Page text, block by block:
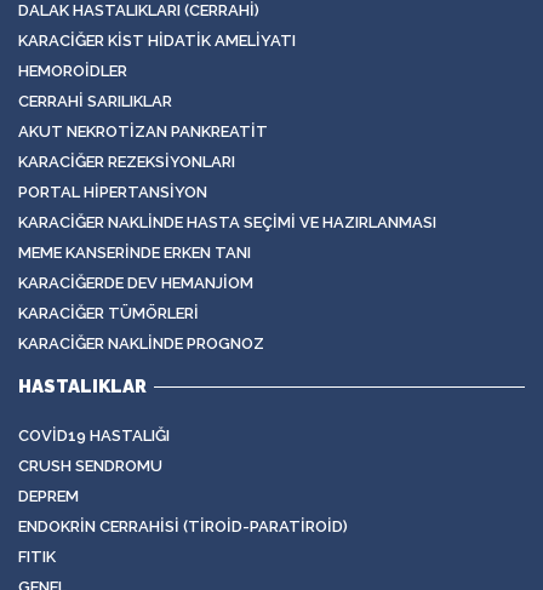
DALAK HASTALIKLARI (CERRAHI)
KARACIĞER KIST HIDATIK AMELIYATI
HEMOROIDLER
CERRAHI SARILIKLAR
AKUT NEKROTIZAN PANKREATIT
KARACIĞER REZEKSIYONLARI
PORTAL HIPERTANSIYON
KARACIĞER NAKLINDE HASTA SEÇIMI VE HAZIRLANMASI
MEME KANSERINDE ERKEN TANI
KARACIĞERDE DEV HEMANJIOM
KARACIĞER TÜMÖRLERI
KARACIĞER NAKLINDE PROGNOZ
HASTALIKLAR
COVID19 HASTALIĞI
CRUSH SENDROMU
DEPREM
ENDOKRIN CERRAHISI (TIROID-PARATIROID)
FITIK